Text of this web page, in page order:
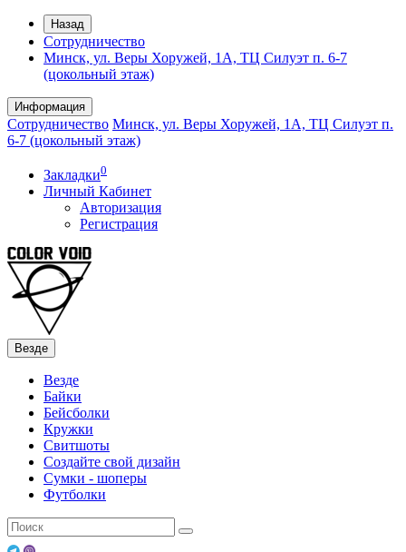
Назад
Сотрудничество
Минск, ул. Веры Хоружей, 1А, ТЦ Силуэт п. 6-7
(цокольный этаж)
Информация
Сотрудничество Минск, ул. Веры Хоружей, 1А, ТЦ Силуэт п.
6-7 (цокольный этаж)
Закладки0
Личный Кабинет
Авторизация
Регистрация
Везде
Везде
Байки
Бейсболки
Кружки
Свитшоты
Создайте свой дизайн
Сумки - шоперы
Футболки